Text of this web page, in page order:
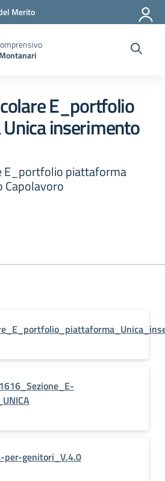
Merito
E_portfolio
inserimento
E_portfolio piattaforma
Capolavoro
per-genitori_V.4.0